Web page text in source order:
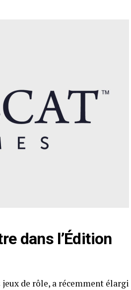
dans l’Édition
de rôle, a récemment élargi